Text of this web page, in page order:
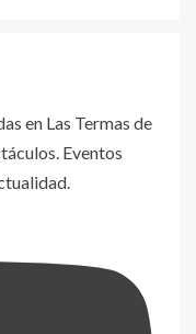
en Las Termas de
Eventos